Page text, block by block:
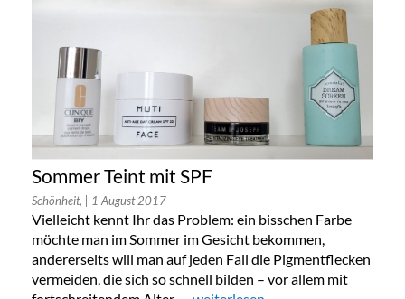
Sommer Teint mit SPF
Schönheit, | 1 August 2017
Vielleicht kennt Ihr das Problem: ein bisschen Farbe
möchte man im Sommer im Gesicht bekommen,
andererseits will man auf jeden Fall die Pigmentflecken
vermeiden, die sich so schnell bilden – vor allem mit